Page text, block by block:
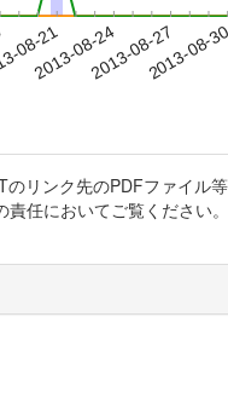
08-21
2013-08-242013-08-272013-08-30
リンク先のPDFファイル
任においてご覧ください